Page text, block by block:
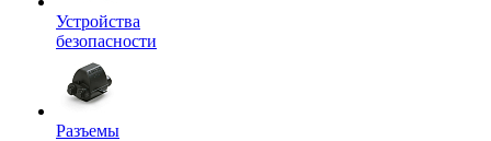
Устройства
безопасности
Разъемы